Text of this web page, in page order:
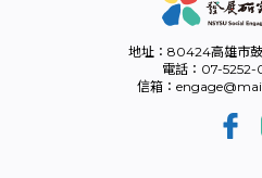
地址：80424高雄市
電話：07-
信箱：